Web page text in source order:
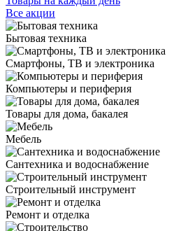
Все акции
Бытовая техника
Смартфоны, ТВ и электроника
Компьютеры и периферия
Товары для дома, бакалея
Мебель
Сантехника и водоснабжение
Строительный инструмент
Ремонт и отделка